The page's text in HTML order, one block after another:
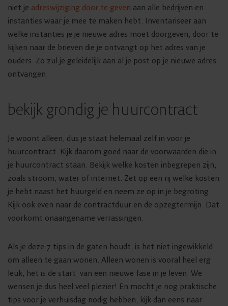
niet je adreswijziging door te geven aan alle bedrijven en
instanties waar je mee te maken hebt. Inventariseer aan
welke instanties je je nieuwe adres moet doorgeven, door te
kijken naar de brieven die je ontvangt op het adres van je
ouders. Zo zul je geleidelijk aan al je post op je nieuwe adres
ontvangen.
bekijk grondig je huurcontract
Je woont alleen, dus je staat helemaal zelf in voor je
huurcontract. Kijk daarom goed naar de voorwaarden die in
je huurcontract staan. Bekijk welke kosten inbegrepen zijn,
zoals stroom, water of internet. Zet op een rij welke kosten
je hebt naast het huurgeld en neem ze op in je begroting.
Kijk ook even naar de contractduur en de opzegtermijn. Dat
voorkomt onaangename verrassingen.
Als je deze 7 tips in de gaten houdt, is het niet ingewikkeld
om alleen te gaan wonen. Alleen wonen is vooral heel erg
leuk, het is de start van een nieuwe fase in je leven. We
wensen je dus heel veel plezier! En mocht je nog praktische
tips voor je verhuisdag nodig hebben, kijk dan eens naar